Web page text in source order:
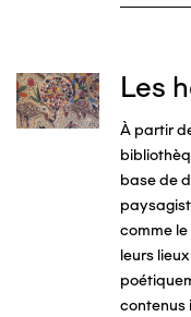
Image Les
À partir
base de
comme
leurs
contenus